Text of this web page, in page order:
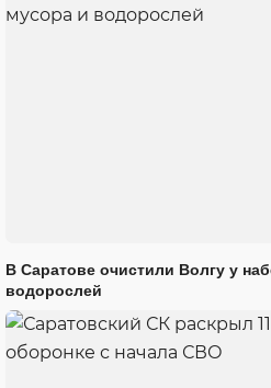
В Саратове очистили Волгу у
водорослей